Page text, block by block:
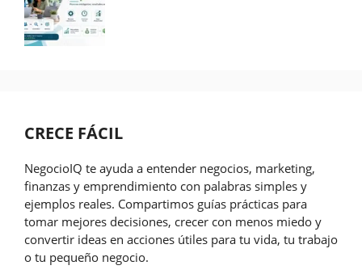
CRECE FÁCIL
NegocioIQ te ayuda a entender negocios, marketing,
finanzas y emprendimiento con palabras simples y
ejemplos reales. Compartimos guías prácticas para
tomar mejores decisiones, crecer con menos miedo y
convertir ideas en acciones útiles para tu vida, tu trabajo
o tu pequeño negocio.